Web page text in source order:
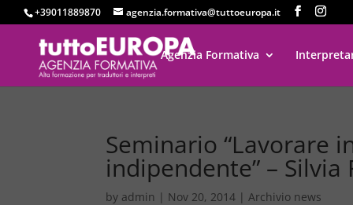
+39011889870 agenzia.formativa@tuttoeuropa.it
Agenzia Formativa
Seminario “Lavorare
indipendente” – Silvia
by admin | Nov 20, 2014 |Archivio news